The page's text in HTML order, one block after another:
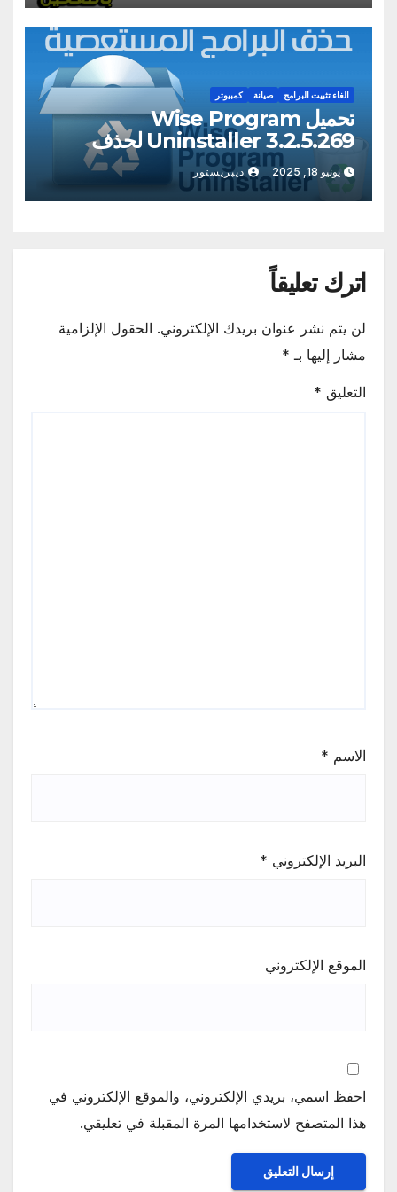
الغاء تثبيت البرامج صيانة كمبيوتر
تحميل Wise Program
Uninstaller 3.2.5.269 لحذف
البرامج المستعصية من جذورها
يونيو 18, 2025 ديبريستور
اترك تعليقاً
لن يتم نشر عنوان بريدك الإلكتروني. الحقول الإلزامية
مشار إليها بـ *
التعليق *
الاسم *
البريد الإلكتروني *
الموقع الإلكتروني
احفظ اسمي، بريدي الإلكتروني، والموقع الإلكتروني في
هذا المتصفح لاستخدامها المرة المقبلة في تعليقي.